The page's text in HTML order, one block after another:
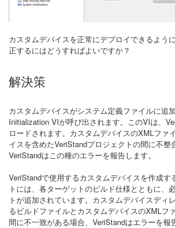
カスタムデバイスを正常にデプロイできるよう
正するにはどうすればよいですか？
解決策
カスタムデバイスがシステム定義ファイルに追加
Initialization VIが呼び出されます。このVIは、
ロードされます。カスタムデバイスのXMLファ
イスを含めたVeriStandプロジェクトの間に不整
VeriStandはこの種のエラーを報告します。
VeriStandで使用するカスタムデバイスを作成す
トには、各ターゲットのビルド仕様とともに、
トが追加されています。カスタムデバイスディ
るビルドファイルとカスタムデバイスのXMLフ
間に不一致がある場合、VeriStandはエラーを報